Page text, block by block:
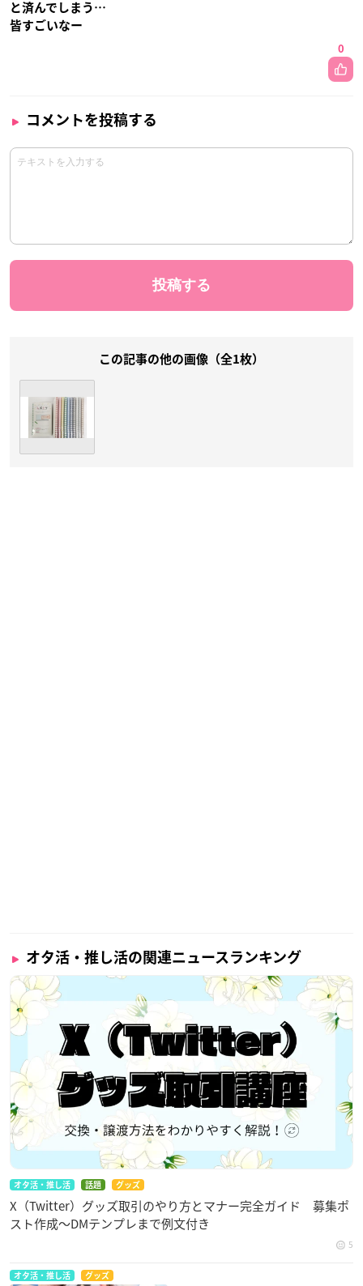
と済んでしまう…
皆すごいなー
0
コメントを投稿する
この記事の他の画像（全1枚）
オタ活・推し活の関連ニュースランキング
オタ活・推し活 話題 グッズ
X（Twitter）グッズ取引のやり方とマナー完全ガイド 募集ポ
スト作成〜DMテンプレまで例文付き
5
オタ活・推し活 グッズ